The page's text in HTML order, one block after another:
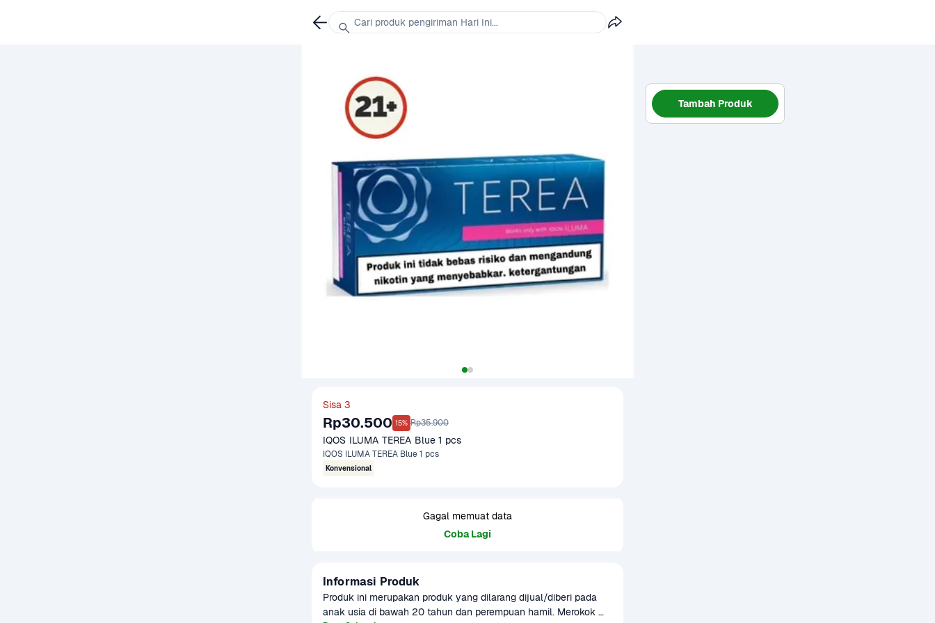
Sisa 3
Rp30.500 15% Rp35.900
IQOS ILUMA TEREA Blue 1 pcs
IQOS ILUMA TEREA Blue 1 pcs
Konvensional
Gagal memuat data
Coba Lagi
Informasi Produk
Produk ini merupakan produk yang dilarang dijual/diberi pada
anak usia di bawah 20 tahun dan perempuan hamil. Merokok
Tambah Produk
Cari produk pengiriman Hari Ini...